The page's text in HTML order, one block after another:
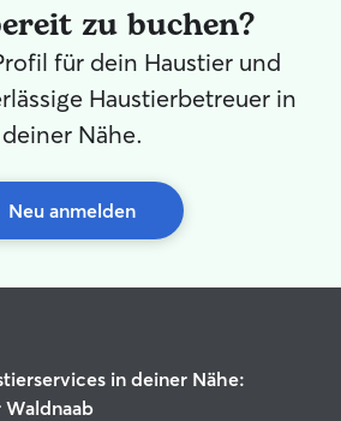
zu buchen?
für dein Haustier und
Haustierbetreuer in
deiner Nähe.
Neu anmelden
in deiner Nähe:
Waldnaab